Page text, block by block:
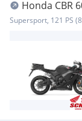
Honda CBR
Supersport, 121 PS